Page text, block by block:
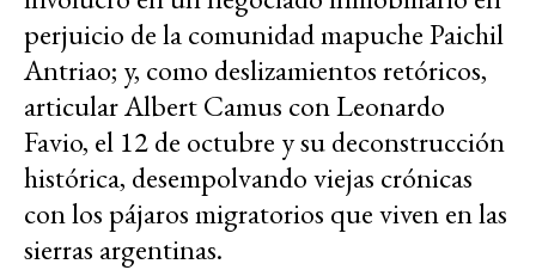
perjuicio de la comunidad mapuche Paichil
Antriao; y, como deslizamientos retóricos,
articular Albert Camus con Leonardo
Favio, el 12 de octubre y su deconstrucción
histórica, desempolvando viejas crónicas
con los pájaros migratorios que viven en las
sierras argentinas.